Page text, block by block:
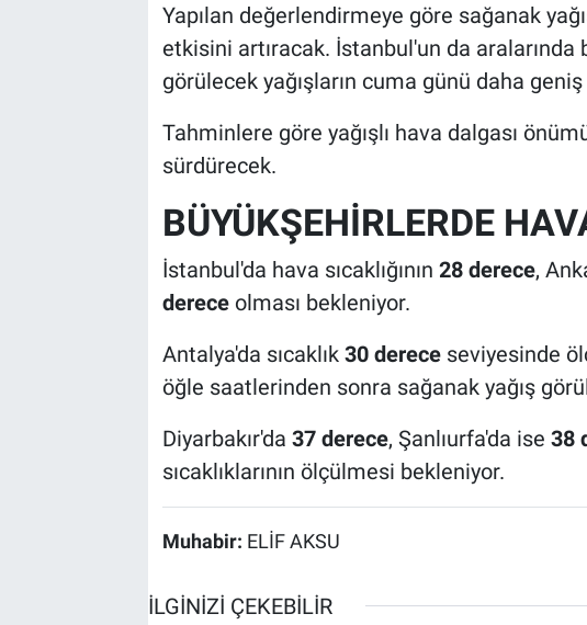
Yapılan değerlendirmeye göre sağanak
etkisini artıracak. İstanbul'un da aralarında
görülecek yağışların cuma günü daha
Tahminlere göre yağışlı hava dalgası
sürdürecek.
BÜYÜKŞEHİRLERDE
İstanbul'da hava sıcaklığının 28 derece,
dereceolması bekleniyor.
Antalya'da sıcaklık 30 dereceseviyesinde
öğle saatlerinden sonra sağanak yağış
Diyarbakır'da 37 derece, Şanlıurfa'da ise 38
sıcaklıklarının ölçülmesi bekleniyor.
Muhabir: ELİF AKSU